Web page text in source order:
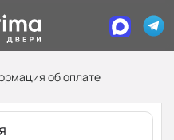
об оплате